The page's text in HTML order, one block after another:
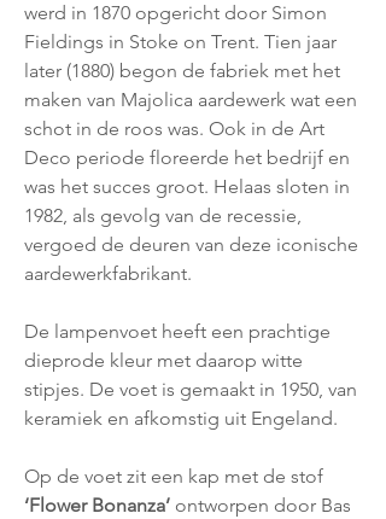
werd in 1870 opgericht door Simon
Fieldings in Stoke on Trent. Tien jaar
later (1880) begon de fabriek met het
maken van Majolica aardewerk wat een
schot in de roos was. Ook in de Art
Deco periode floreerde het bedrijf en
was het succes groot. Helaas sloten in
1982, als gevolg van de recessie,
vergoed de deuren van deze iconische
aardewerkfabrikant.
De lampenvoet heeft een prachtige
dieprode kleur met daarop witte
stipjes. De voet is gemaakt in 1950, van
keramiek en afkomstig uit Engeland.
Op de voet zit een kap met de stof
‘Flower Bonanza’ ontworpen door Bas